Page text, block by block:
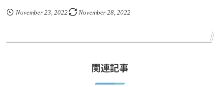
November 23 2022 November 28, 2022
関連記事